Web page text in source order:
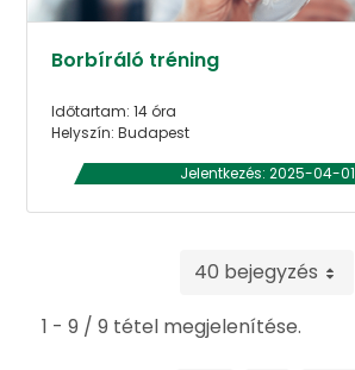
Borbíráló tréning
Időtartam: 14 óra
Helyszín: Budapest
Jelentkezés: 2025-04-01
40 bejegyzés
1 - 9 / 9 tétel megjelenítése.